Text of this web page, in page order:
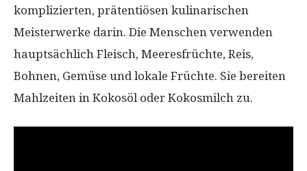
komplizierten, prätentiösen kulinarischen
Meisterwerke darin. Die Menschen verwenden
hauptsächlich Fleisch, Meeresfrüchte, Reis,
Bohnen, Gemüse und lokale Früchte. Sie bereiten
Mahlzeiten in Kokosöl oder Kokosmilch zu.